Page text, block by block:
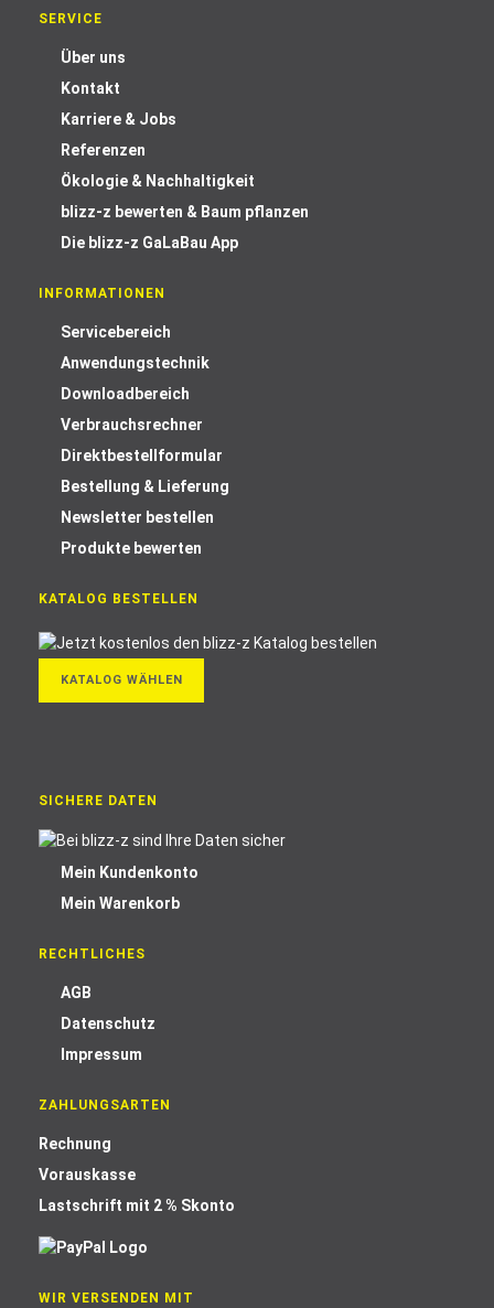
SERVICE
Über uns
Kontakt
Karriere & Jobs
Referenzen
Ökologie & Nachhaltigkeit
blizz-z bewerten & Baum pflanzen
Die blizz-z GaLaBau App
INFORMATIONEN
Servicebereich
Anwendungstechnik
Downloadbereich
Verbrauchsrechner
Direktbestellformular
Bestellung & Lieferung
Newsletter bestellen
Produkte bewerten
KATALOG BESTELLEN
KATALOG WÄHLEN
SICHERE DATEN
Mein Kundenkonto
Mein Warenkorb
RECHTLICHES
AGB
Datenschutz
Impressum
ZAHLUNGSARTEN
Rechnung
Vorauskasse
Lastschrift mit 2 % Skonto
WIR VERSENDEN MIT